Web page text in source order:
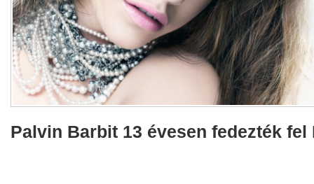
Palvin Barbit 13 évesen fedezték